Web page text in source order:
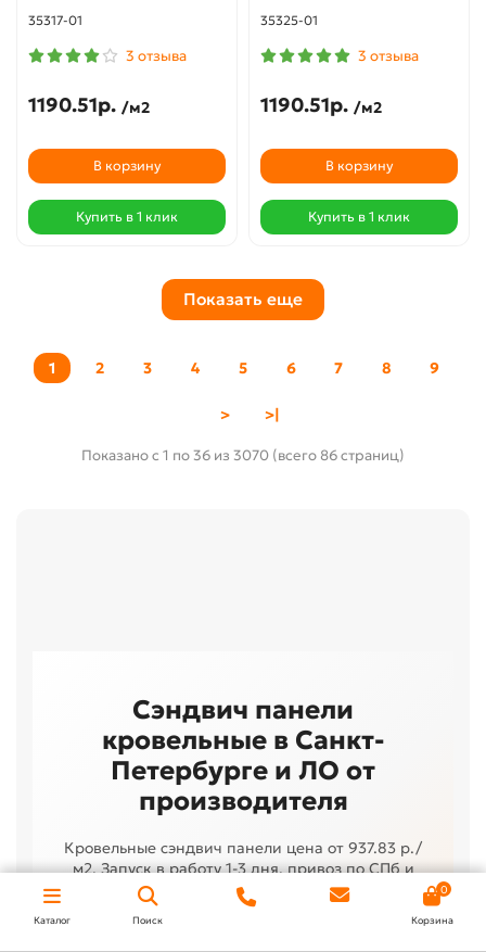
35317-01
3 отзыва
1190.51р. /м2
В корзину
Купить в 1 клик
35325-01
3 отзыва
1190.51р. /м2
В корзину
Купить в 1 клик
Показать еще
1 2 3 4 5 6 7 8 9
> >|
Показано с 1 по 36 из 3070 (всего 86 страниц)
Сэндвич панели
кровельные в Санкт-
Петербурге и ЛО от
производителя
Кровельные сэндвич панели цена от 937.83 р./
м2. Запуск в работу 1-3 дня, привоз по СПб и
Ленинградской области 4-5 дней, гарантия 20
лет, партия от 50 м2.
Каталог Поиск
0
Корзина